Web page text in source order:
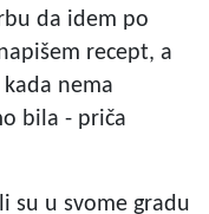
da idem po
recept, a
nema
bila - priča
su u svome gradu